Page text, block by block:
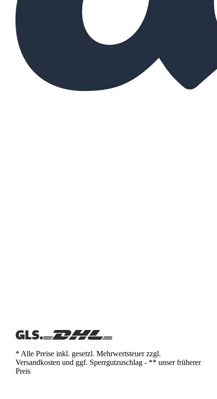
* Alle Preise inkl. gesetzl. Mehrwertsteuer zzgl.
Versandkosten und ggf. Sperrgutzuschlag - ** unser früherer
Preis